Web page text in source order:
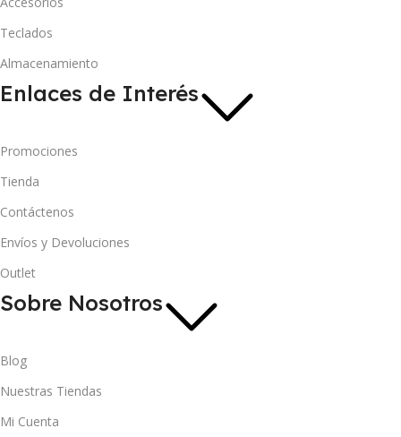
Teclados
Almacenamiento
Enlaces de Interés
Promociones
Tienda
Contáctenos
Envíos y Devoluciones
Outlet
Sobre Nosotros
Blog
Nuestras Tiendas
Mi Cuenta